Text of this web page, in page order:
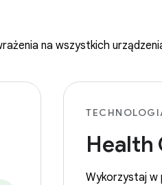
na wszystkich
Health
Wykorzystaj w